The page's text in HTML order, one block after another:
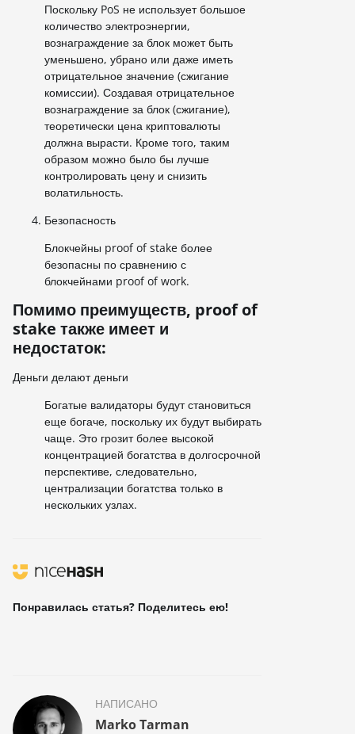
Поскольку PoS не использует большое
количество электроэнергии,
вознаграждение за блок может быть
уменьшено, убрано или даже иметь
отрицательное значение (сжигание
комиссии). Создавая отрицательное
вознаграждение за блок (сжигание),
теоретически цена криптовалюты
должна вырасти. Кроме того, таким
образом можно было бы лучше
контролировать цену и снизить
волатильность.
Безопасность
Блокчейны proof of stake более
безопасны по сравнению с
блокчейнами proof of work.
Помимо преимуществ, proof of
stake также имеет и
недостаток:
Деньги делают деньги
Богатые валидаторы будут становиться
еще богаче, поскольку их будут выбирать
чаще. Это грозит более высокой
концентрацией богатства в долгосрочной
перспективе, следовательно,
централизации богатства только в
нескольких узлах.
Понравилась статья? Поделитесь ею!
НАПИСАНО
Marko Tarman